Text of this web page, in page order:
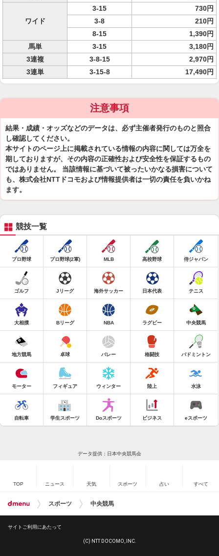
ワイド
3-15
730円
3-8
210円
8-15
1,390円
馬単
3-15
3,180円
3連複
3-8-15
2,970円
3連単
3-15-8 17,490円
注意事項
結果・成績・オッズなどのデータは、必ず主催者発行のものと照合
し確認してください。
本サイトのページ上に掲載されている情報の内容に関しては万全を
期しておりますが、その内容の正確性および安全性を保証するもの
ではありません。 当該情報に基づいて被ったいかなる損害について
も、株式会社NTTドコモおよび情報提供者は一切の責任を負いかね
ます。
競技一覧
プロ野球 プロ野球(2軍) MLB 高校野球 侍ジャパン
ゴルフ Jリーグ 海外サッカー 日本代表 テニス
大相撲 Bリーグ NBA ラグビー 中央競馬
地方競馬 卓球 バレー 格闘技 バドミントン
モーター フィギュア ウィンター 陸上 水泳
自転車 学生スポーツ Doスポーツ ビジネス eスポーツ
データ提供：日本中央競馬会
TOP ニュース 天気 スポーツ 占い すべて
スポーツ 中央競馬
サイトご利用にあたって
(C) NTT DOCOMO, INC.